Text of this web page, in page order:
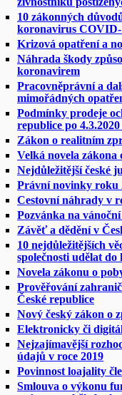
10 zákonných
koronavirus COVID-
Krizová opatření a
Náhrada škody
koronavirem
Pracovněprávní a
mimořádných
Podmínky prodeje
republice po
Zákon o realitním
Velká novela
Nejdůležitější české
Právní novinky roku
Cestovní náhrady v
Pozvánka na
Závěť a dědění v
10 nejdůležitějších
společnosti udělat do
Novela zákonu o
Prověřování
České republice
Nový český zákon o
Elektronicky či
Nejzajímavější
údajů v roce 2019
Povinnost loajality
Smlouva o výkonu